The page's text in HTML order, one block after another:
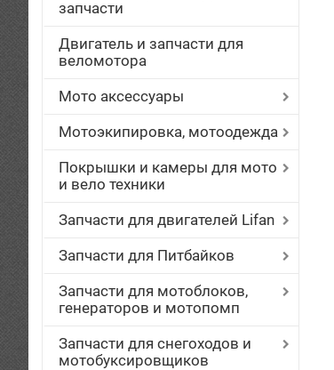
запчасти
Двигатель и запчасти для
веломотора
Мото аксессуары
Мотоэкипировка, мотоодежда
Покрышки и камеры для мото
и вело техники
Запчасти для двигателей Lifan
Запчасти для Питбайков
Запчасти для мотоблоков,
генераторов и мотопомп
Запчасти для снегоходов и
мотобуксировщиков